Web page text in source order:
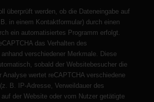
überprüft werden, ob die Dateneingabe auf
in einem Kontaktformular) durch einen
ein automatisiertes Programm erfolgt.
das Verhalten des
verschiedener Merkmale. Diese
sobald der Websitebesucher die
Analyse wertet reCAPTCHA verschiedene
B. IP-Adresse, Verweildauer des
der Website oder vom Nutzer getätigte